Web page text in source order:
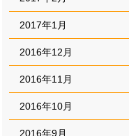
2017年1月
2016年12月
2016年11月
2016年10月
2016年9月